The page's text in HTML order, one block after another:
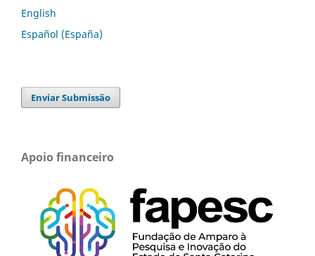
English
Español (España)
Enviar Submissão
Apoio financeiro